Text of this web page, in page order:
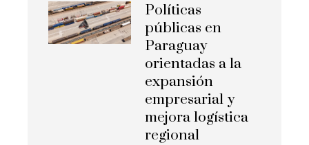
Políticas
públicas en
Paraguay
orientadas a la
expansión
empresarial y
mejora logística
regional